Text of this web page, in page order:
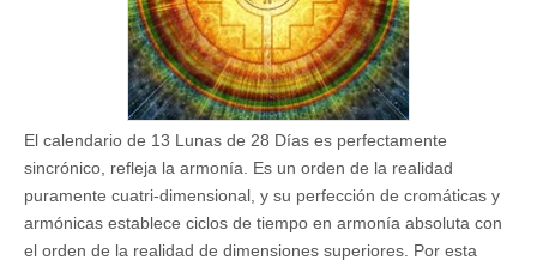
El calendario de 13 Lunas de 28 Días es perfectamente
sincrónico, refleja la armonía. Es un orden de la realidad
puramente cuatri-dimensional, y su perfección de cromáticas y
armónicas establece ciclos de tiempo en armonía absoluta con
el orden de la realidad de dimensiones superiores. Por esta